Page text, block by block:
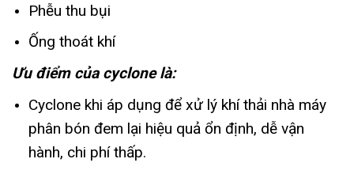
Phễu thu bụi
Ống thoát khí
Ưu điểm của cyclone là:
Cyclone khi áp dụng để xử lý khí thải nhà máy
phân bón đem lại hiệu quả ổn định, dễ vận
hành, chi phí thấp.